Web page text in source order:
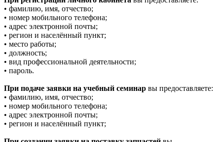
• фамилию, имя, отчество;
• номер мобильного телефона;
• адрес электронной почты;
• регион и населённый пункт;
• место работы;
• должность;
• вид профессиональной деятельности;
• пароль.
При подаче заявки на учебный семинар вы предоставляете:
• фамилию, имя, отчество;
• номер мобильного телефона;
• адрес электронной почты;
• регион и населённый пункт;